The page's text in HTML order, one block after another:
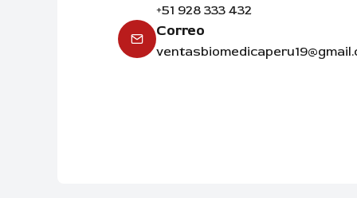
+51 928 333 432
Correo